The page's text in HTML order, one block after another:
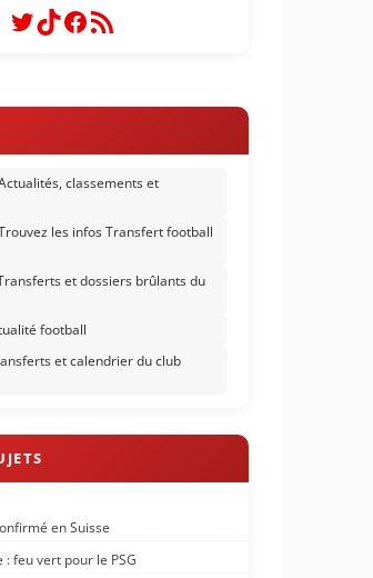
Twitter
TikTok
Facebook
Flux RSS
classements et
les infos Transfert football
et dossiers brûlants du
football
et calendrier du club
en Suisse
: feu vert pour le PSG